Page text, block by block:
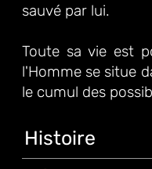
sauvé par lui.
Toute sa vie est
l'Homme se situe
le cumul des
Histoire